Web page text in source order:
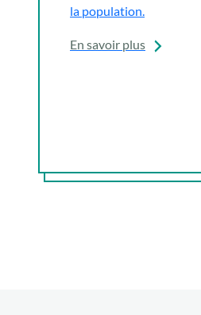
la population.
En savoir plus